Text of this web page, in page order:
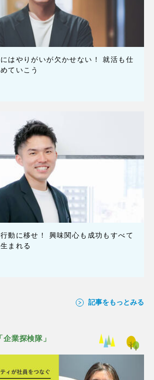
はやりがいが欠かせない！ 就活も仕
ていこう
動に移せ！ 興味関心も成功もすべて
まれる
記事をもっとみる
業探検隊」